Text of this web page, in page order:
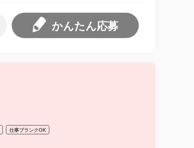
かんたん応募
仕事ブランクOK